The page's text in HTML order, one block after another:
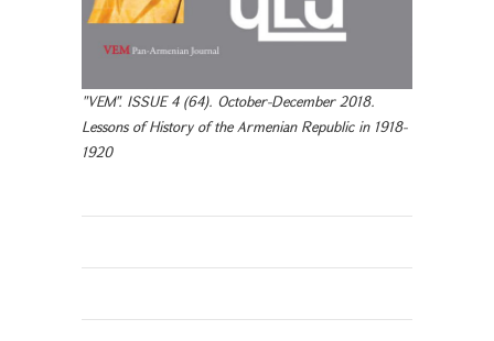
"VEM". ISSUE 4 (64). October-December 2018.
Lessons of History of the Armenian Republic in 1918-
1920